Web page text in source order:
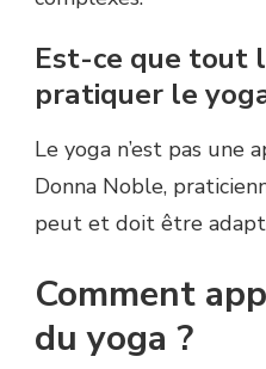
Est-ce que tout
pratiquer le
Le yoga n’est pas une
Donna Noble,
peut et doit être
Comment
du yoga ?